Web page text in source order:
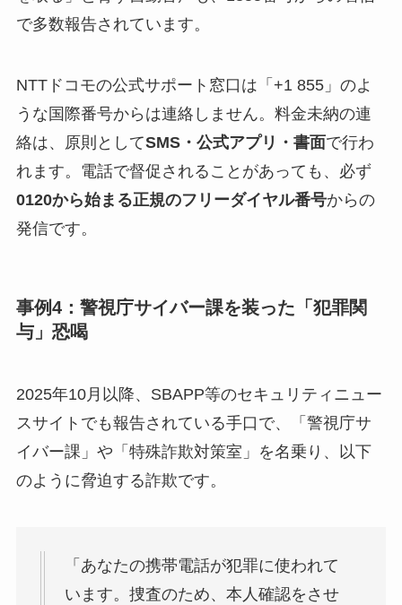
で多数報告されています。
NTTドコモの公式サポート窓口は「+1 855」のよ
うな国際番号からは連絡しません。料金未納の連
絡は、原則としてSMS・公式アプリ・書面で行わ
れます。電話で督促されることがあっても、必ず
0120から始まる正規のフリーダイヤル番号からの
発信です。
事例4：警視庁サイバー課を装った「犯罪関
与」恐喝
2025年10月以降、SBAPP等のセキュリティニュー
スサイトでも報告されている手口で、「警視庁サ
イバー課」や「特殊詐欺対策室」を名乗り、以下
のように脅迫する詐欺です。
「あなたの携帯電話が犯罪に使われて
います。捜査のため、本人確認をさせ